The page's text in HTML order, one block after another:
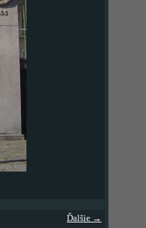
Ďalšie →